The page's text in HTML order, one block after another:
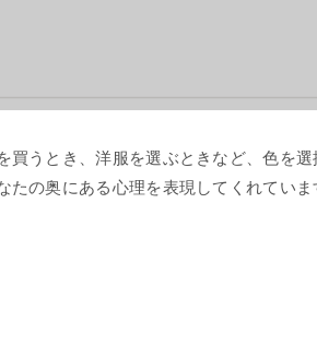
うとき、洋服を選ぶときなど、色を
の奥にある心理を表現してくれてい